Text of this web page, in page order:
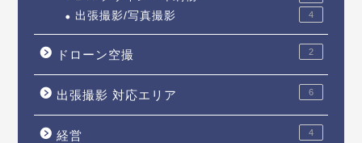
出張撮影/写真撮影 4
ドローン空撮 2
出張撮影 対応エリア 6
経営 4